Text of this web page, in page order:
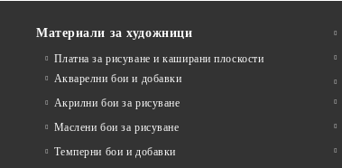
Материали за художници
Платна за рисуване и каширани плоскости
Акварелни бои и добавки
Акрилни бои за рисуване
Маслени бои за рисуване
Темперни бои и добавки